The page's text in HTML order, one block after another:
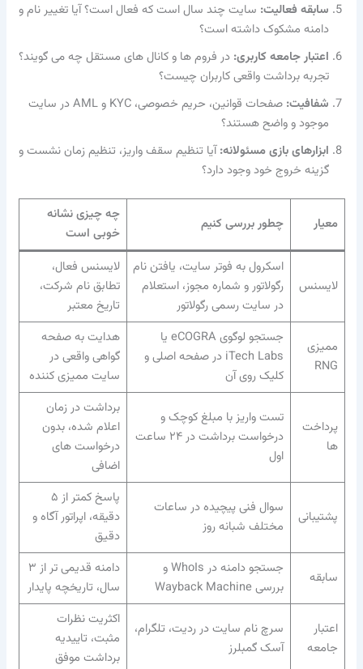
سابقه فعالیت: سایت چند سال است که فعال است؟ آیا تغییر نام و
دامنه مشکوک داشته است؟
اعتبار جامعه کاربری: در فروم ها و کانال های مستقل چه می گویند؟
تجربه برداشت واقعی کاربران چیست؟
شفافیت:
صفحات قوانین، حریم خصوصی، KYC و AML در سایت
موجود و واضح هستند؟
ابزارهای بازی مسئولانه:آیا تنظیم سقف واریز، تنظیم زمان نشست و
گزینه خروج خود وجود دارد؟
معیار چطور بررسی کنیم
چه چیزی نشانه
خوبی است
لایسنس
اسکرول به فوتر سایت، یافتن نام
رگولاتور و شماره مجوز، استعلام
در سایت رسمی رگولاتور
لایسنس فعال،
تطابق نام شرکت،
تاریخ معتبر
ممیزی
RNG
جستجو لوگوی eCOGRA یا
iTech Labs در صفحه اصلی و
کلیک روی آن
هدایت به صفحه
گواهی واقعی در
سایت ممیزی کننده
پرداخت
ها
تست واریز با مبلغ کوچک و
درخواست برداشت در ۲۴ ساعت
اول
برداشت در زمان
اعلام شده، بدون
درخواست های
اضافی
پشتیبانی
سوال فنی پیچیده در ساعات
مختلف شبانه روز
پاسخ کمتر از ۵
دقیقه، اپراتور آگاه و
دقیق
سابقه
جستجو دامنه در WhoIs و
بررسی Wayback Machine
دامنه قدیمی تر از ۳
سال، تاریخچه پایدار
اعتبار
جامعه
سرچ نام سایت در ردیت، تلگرام،
آسک گمبلرز
اکثریت نظرات
مثبت، تاییدیه
برداشت موفق